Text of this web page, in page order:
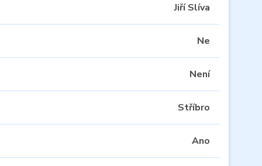
Jiří Slíva
Ne
Není
Stříbro
Ano